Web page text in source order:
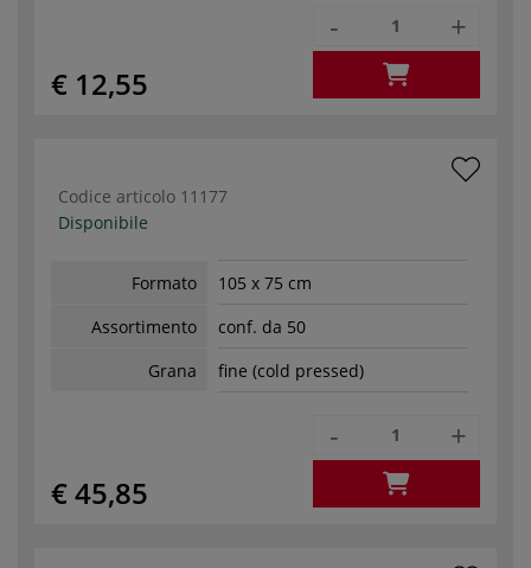
€ 12,55
- +
Codice articolo 11177
Disponibile
Formato
105 x 75 cm
Assortimento
conf. da 50
Grana
fine (cold pressed)
€ 45,85
- +